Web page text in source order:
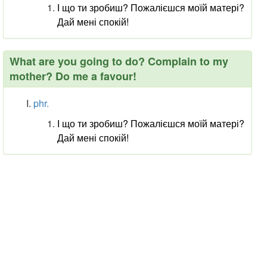
І що ти зробиш? Пожалієшся моїй матері?
Дай мені спокій!
What are you going to do? Complain to my
mother? Do me a favour!
phr.
І що ти зробиш? Пожалієшся моїй матері?
Дай мені спокій!